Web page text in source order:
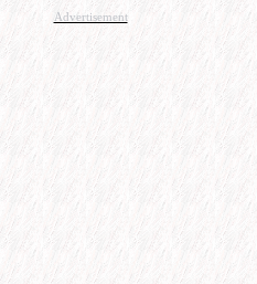
Advertisement